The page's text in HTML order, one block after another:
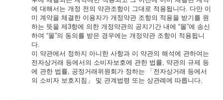
에 대해서는 개정 전의 약관조항이 그대로 적용됩니다. 다만 이
미 계약을 체결한 이용자가 개정약관 조항의 적용을 받기를 원
하는 뜻을 제3항에 의한 개정약관의 공지기간 내에 “몰”에 송신
하여 “몰”의 동의를 받은 경우에는 개정약관 조항이 적용됩니
다.
이 약관에서 정하지 아니한 사항과 이 약관의 해석에 관하여는
전자상거래 등에서의 소비자보호에 관한 법률, 약관의 규제 등
에 관한 법률, 공정거래위원회가 정하는 「전자상거래 등에서
의 소비자 보호지침」 및 관계법령 또는 상관례에 따릅니다.